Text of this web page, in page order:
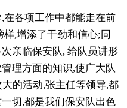
在各项工作中都能走在前
,增添了干劲和信心;同
亲临保安队, 给队员讲形
理方面的知识,使广大队
的活动,张主任等领导,都
切,都是我们保安队出色